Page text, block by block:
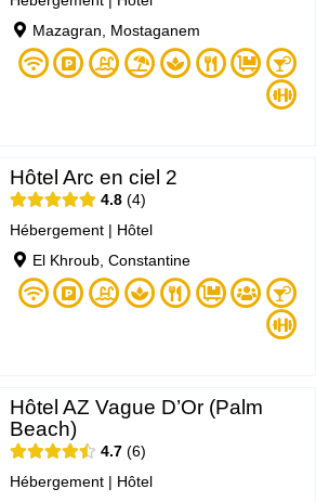
Mazagran, Mostaganem
Hôtel Arc en ciel 2
4.8 4
Hébergement | Hôtel
El Khroub, Constantine
Hôtel AZ Vague D’Or (Palm
Beach)
4.7 6
Hébergement | Hôtel